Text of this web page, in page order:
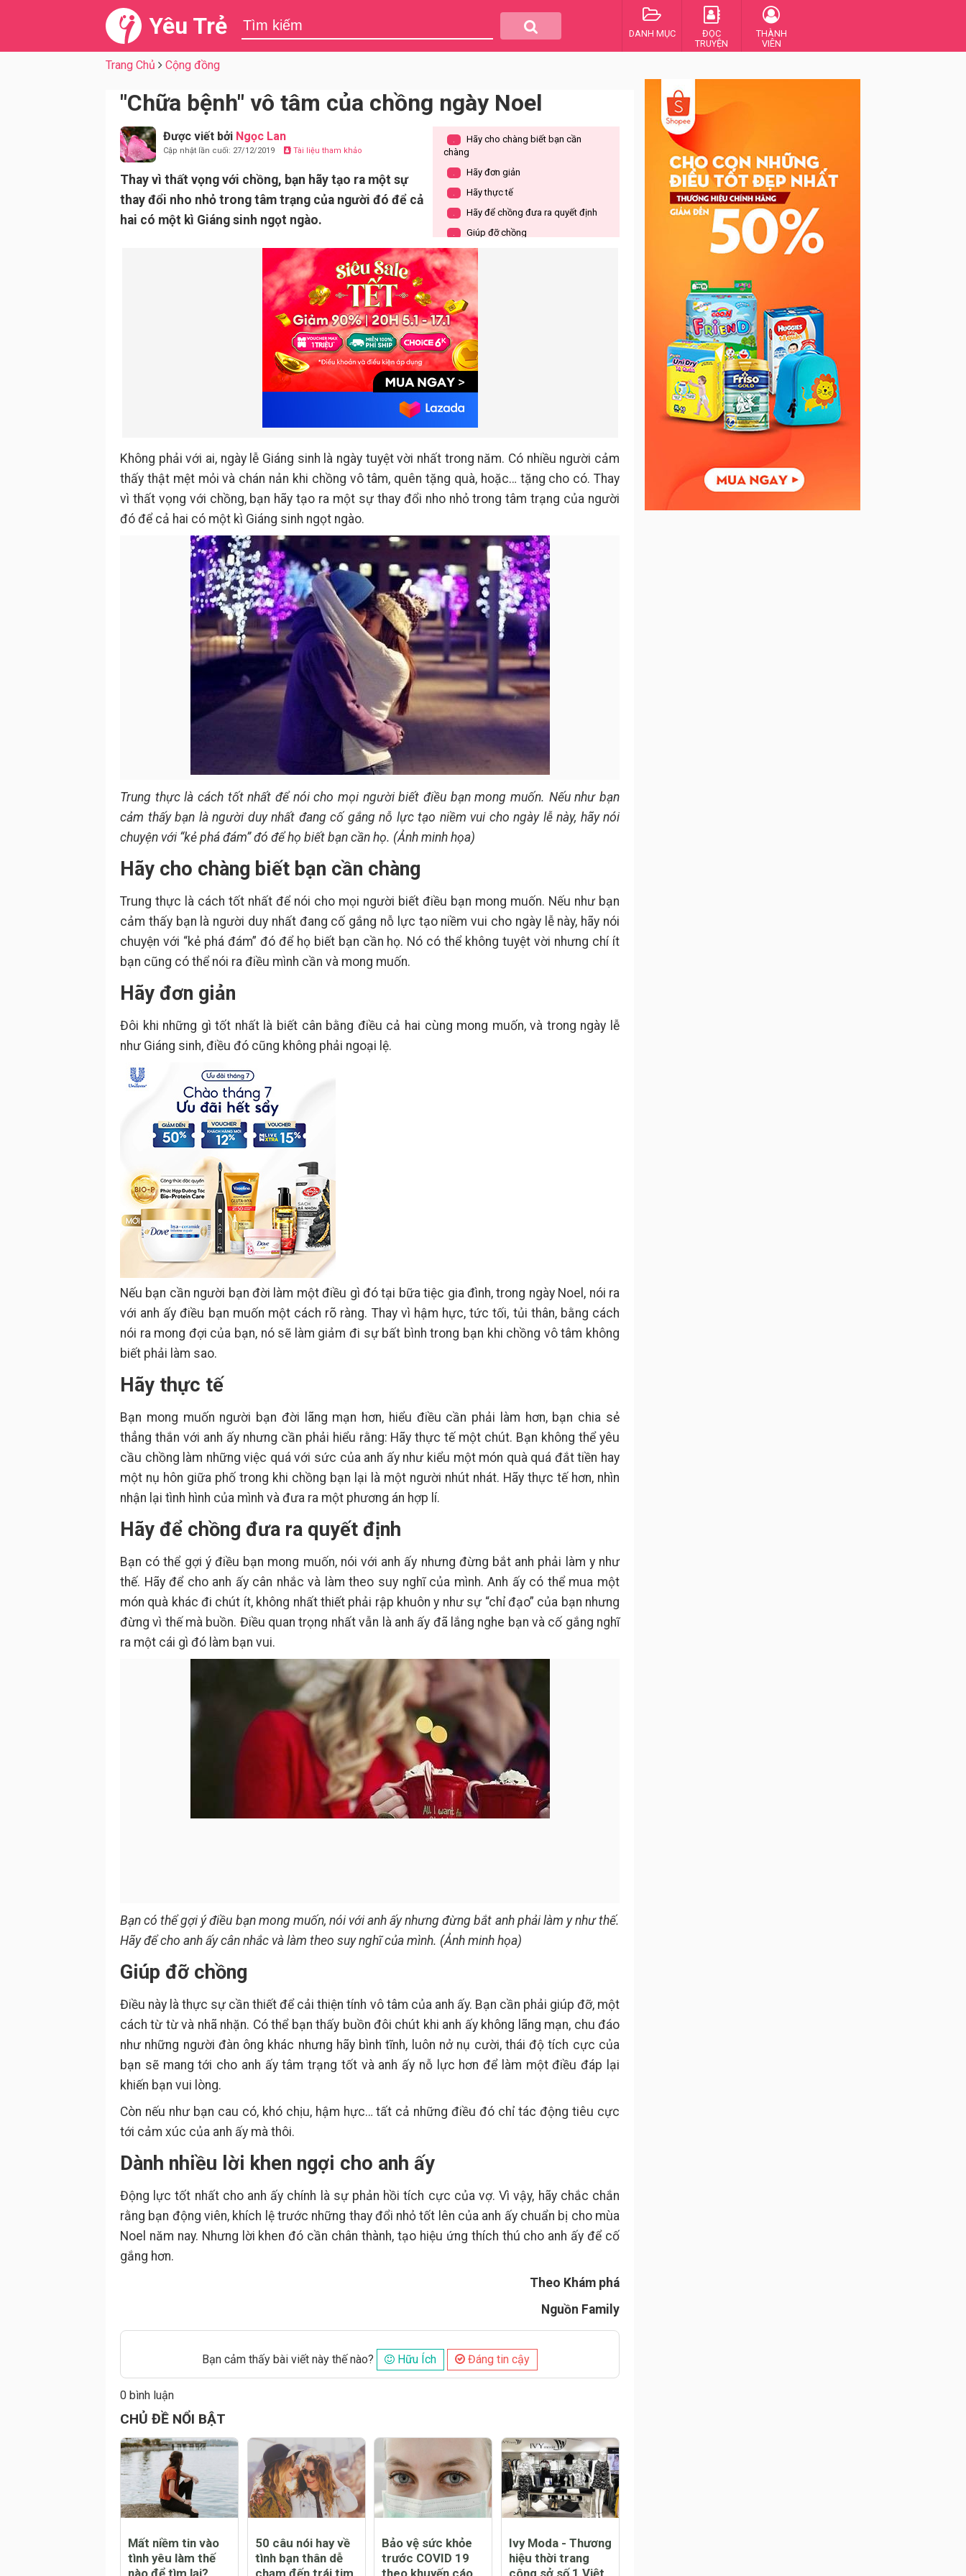
Yêu Trẻ DANH MỤC
ĐỌC
TRUYỆN
THÀNH
VIÊN
Trang Chủ Cộng đồng
"Chữa bệnh" vô tâm của chồng ngày Noel
Được viết bởi Ngọc Lan
Cập nhật lần cuối: 27/12/2019 Tài liệu tham khảo
Thay vì thất vọng với chồng, bạn hãy tạo ra một sự
thay đổi nho nhỏ trong tâm trạng của người đó để cả
hai có một kì Giáng sinh ngọt ngào.
.
Hãy cho chàng biết bạn cần
chàng
. Hãy đơn giản
. Hãy thực tế
. Hãy để chồng đưa ra quyết định
. Giúp đỡ chồng
Dành nhiều lời khen ngợi cho anh
ấy
Không phải với ai, ngày lễ Giáng sinh là ngày tuyệt vời nhất trong năm. Có nhiều người cảm
thấy thật mệt mỏi và chán nản khi chồng vô tâm, quên tặng quà, hoặc… tặng cho có. Thay
vì thất vọng với chồng, bạn hãy tạo ra một sự thay đổi nho nhỏ trong tâm trạng của người
đó để cả hai có một kì Giáng sinh ngọt ngào.
Trung thực là cách tốt nhất để nói cho mọi người biết điều bạn mong muốn. Nếu như bạn
cảm thấy bạn là người duy nhất đang cố gắng nỗ lực tạo niềm vui cho ngày lễ này, hãy nói
chuyện với “kẻ phá đám” đó để họ biết bạn cần họ. (Ảnh minh họa)
Hãy cho chàng biết bạn cần chàng
Trung thực là cách tốt nhất để nói cho mọi người biết điều bạn mong muốn. Nếu như bạn
cảm thấy bạn là người duy nhất đang cố gắng nỗ lực tạo niềm vui cho ngày lễ này, hãy nói
chuyện với “kẻ phá đám” đó để họ biết bạn cần họ. Nó có thể không tuyệt vời nhưng chí ít
bạn cũng có thể nói ra điều mình cần và mong muốn.
Hãy đơn giản
Đôi khi những gì tốt nhất là biết cân bằng điều cả hai cùng mong muốn, và trong ngày lễ
như Giáng sinh, điều đó cũng không phải ngoại lệ.
Nếu bạn cần người bạn đời làm một điều gì đó tại bữa tiệc gia đình, trong ngày Noel, nói ra
với anh ấy điều bạn muốn một cách rõ ràng. Thay vì hậm hực, tức tối, tủi thân, bằng cách
nói ra mong đợi của bạn, nó sẽ làm giảm đi sự bất bình trong bạn khi chồng vô tâm không
biết phải làm sao.
Hãy thực tế
Bạn mong muốn người bạn đời lãng mạn hơn, hiểu điều cần phải làm hơn, bạn chia sẻ
thẳng thắn với anh ấy nhưng cần phải hiểu rằng: Hãy thực tế một chút. Bạn không thể yêu
cầu chồng làm những việc quá với sức của anh ấy như kiểu một món quà quá đắt tiền hay
một nụ hôn giữa phố trong khi chồng bạn lại là một người nhút nhát. Hãy thực tế hơn, nhìn
nhận lại tình hình của mình và đưa ra một phương án hợp lí.
Hãy để chồng đưa ra quyết định
Bạn có thể gợi ý điều bạn mong muốn, nói với anh ấy nhưng đừng bắt anh phải làm y như
thế. Hãy để cho anh ấy cân nhắc và làm theo suy nghĩ của mình. Anh ấy có thể mua một
món quà khác đi chút ít, không nhất thiết phải rập khuôn y như sự “chỉ đạo” của bạn nhưng
đừng vì thế mà buồn. Điều quan trọng nhất vẫn là anh ấy đã lắng nghe bạn và cố gắng nghĩ
ra một cái gì đó làm bạn vui.
Bạn có thể gợi ý điều bạn mong muốn, nói với anh ấy nhưng đừng bắt anh phải làm y như thế.
Hãy để cho anh ấy cân nhắc và làm theo suy nghĩ của mình. (Ảnh minh họa)
Giúp đỡ chồng
Điều này là thực sự cần thiết để cải thiện tính vô tâm của anh ấy. Bạn cần phải giúp đỡ, một
cách từ từ và nhã nhặn. Có thể bạn thấy buồn đôi chút khi anh ấy không lãng mạn, chu đáo
như những người đàn ông khác nhưng hãy bình tĩnh, luôn nở nụ cười, thái độ tích cực của
bạn sẽ mang tới cho anh ấy tâm trạng tốt và anh ấy nỗ lực hơn để làm một điều đáp lại
khiến bạn vui lòng.
Còn nếu như bạn cau có, khó chịu, hậm hực… tất cả những điều đó chỉ tác động tiêu cực
tới cảm xúc của anh ấy mà thôi.
Dành nhiều lời khen ngợi cho anh ấy
Động lực tốt nhất cho anh ấy chính là sự phản hồi tích cực của vợ. Vì vậy, hãy chắc chắn
rằng bạn động viên, khích lệ trước những thay đổi nhỏ tốt lên của anh ấy chuẩn bị cho mùa
Noel năm nay. Nhưng lời khen đó cần chân thành, tạo hiệu ứng thích thú cho anh ấy để cố
gắng hơn.
Theo Khám phá
Nguồn Family
Bạn cảm thấy bài viết này thế nào? Hữu Ích Đáng tin cậy
0 bình luận
Đăng